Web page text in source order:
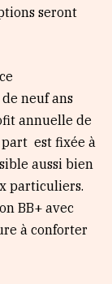
seront
neuf ans
annuelle de
est fixée à
aussi bien
particuliers.
BB+ avec
à conforter